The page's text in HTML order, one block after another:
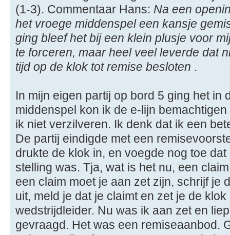
(1-3). Commentaar Hans: Na een
het vroege middenspel een kansje
ging bleef het bij een klein plusje voor
te forceren, maar heel veel leverde dat
tijd op de klok tot remise besloten .
In mijn eigen partij op bord 5 ging het in
middenspel kon ik de e-lijn
ik niet verzilveren. Ik denk dat ik een
De partij eindigde met een
drukte de klok in, en voegde nog toe
stelling was. Tja, wat is het nu, een
een claim moet je aan zet zijn, schrijf je
uit, meld je dat je claimt en zet je de
wedstrijdleider. Nu was ik aan zet en
gevraagd. Het was een remiseaanbod.